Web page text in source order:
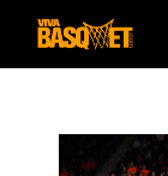
Saltar